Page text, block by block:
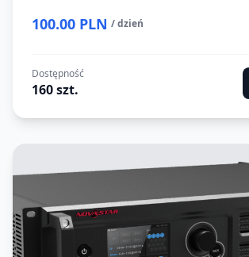
100.00 PLN / dzień
Dostępność
160 szt.